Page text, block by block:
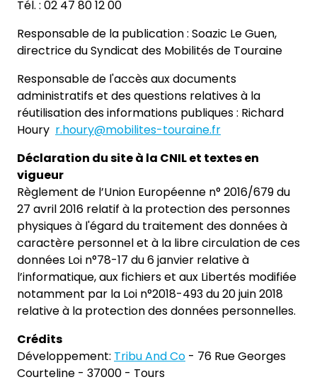
Tél. : 02 47 80 12 00
Responsable de la publication : Soazic Le Guen,
directrice du Syndicat des Mobilités de Touraine
Responsable de l'accès aux documents
administratifs et des questions relatives à la
réutilisation des informations publiques : Richard
Houry r.houry@mobilites-touraine.fr
Déclaration du site à la CNIL et textes en
vigueur
Règlement de l’Union Européenne n° 2016/679 du
27 avril 2016 relatif à la protection des personnes
physiques à l'égard du traitement des données à
caractère personnel et à la libre circulation de ces
données Loi n°78-17 du 6 janvier relative à
l’informatique, aux fichiers et aux Libertés modifiée
notamment par la Loi n°2018-493 du 20 juin 2018
relative à la protection des données personnelles.
Crédits
Développement: Tribu And Co - 76 Rue Georges
Courteline - 37000 - Tours